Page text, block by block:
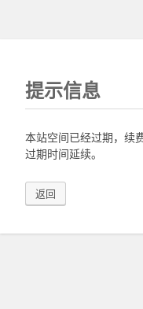
提示信息
本站空间已经过期，续
过期时间延续。
返回